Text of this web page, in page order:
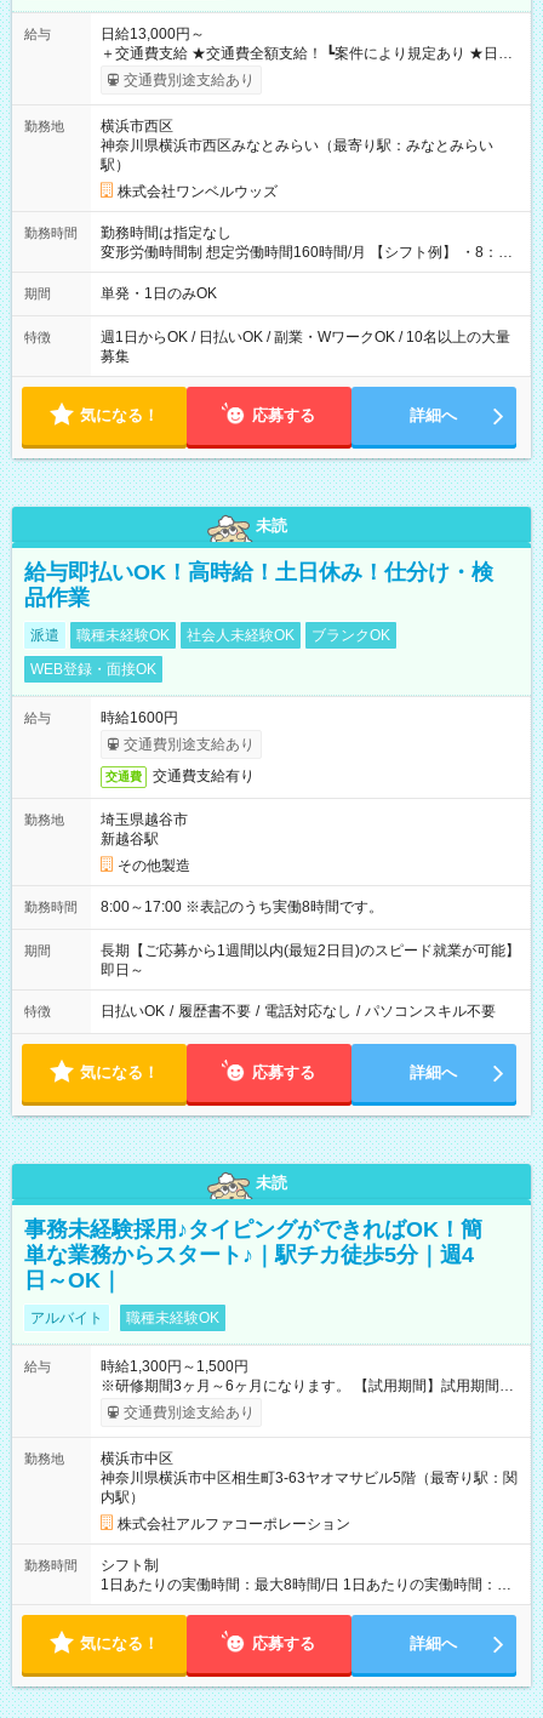
給与
日給13,000円～
＋交通費支給 ★交通費全額支給！ ┗案件により規定あり ★日払
いOK！（規定あり） ┗働いたその日に現金GET♪ お仕事後はコ
ンビニATMから 日払い分を引き落とせます！ 【試用期間】試
交通費別途支給あり
勤務地
横浜市西区
神奈川県横浜市西区みなとみらい（最寄り駅：みなとみらい
駅）
株式会社ワンベルウッズ
勤務時間
勤務時間は指定なし
変形労働時間制 想定労働時間160時間/月 【シフト例】 ・8：00
～21：00
期間 単発・1日のみOK
特徴
週1日からOK / 日払いOK / 副業・WワークOK / 10名以上の大量
募集
気になる！ 応募する 詳細へ
未読
給与即払いOK！高時給！土日休み！仕分け・検
品作業
派遣 職種未経験OK 社会人未経験OK
ブランクOK
WEB登録・面接OK
給与
時給1600円
交通費別途支給あり
交通費 交通費支給有り
勤務地
埼玉県越谷市
新越谷駅
その他製造
勤務時間 8:00～17:00 ※表記のうち実働8時間です。
期間
長期【ご応募から1週間以内(最短2日目)のスピード就業が可能】
即日～
特徴 日払いOK / 履歴書不要 / 電話対応なし / パソコンスキル不要
気になる！ 応募する 詳細へ
未読
事務未経験採用♪タイピングができればOK！簡
単な業務からスタート♪｜駅チカ徒歩5分｜週4
日～OK｜
アルバイト 職種未経験OK
給与
時給1,300円～1,500円
※研修期間3ヶ月～6ヶ月になります。 【試用期間】試用期間あ
り 試用期間の長さ：1ヶ月 雇用形態、給与は本採用時と同じで
す。
交通費別途支給あり
勤務地
横浜市中区
神奈川県横浜市中区相生町3-63ヤオマサビル5階（最寄り駅：関
内駅）
株式会社アルファコーポレーション
勤務時間
シフト制
1日あたりの実働時間：最大8時間/日 1日あたりの実働時間：
7~8時間 シフト例 ・10時00分～18時00分 ・10時00分～19時00
気になる！ 応募する 詳細へ